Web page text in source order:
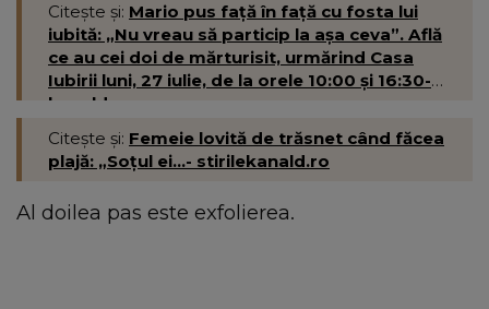
Citește și: Mario pus față în față cu fosta lui
iubită: „Nu vreau să particip la așa ceva”. Află
ce au cei doi de mărturisit, urmărind Casa
Iubirii luni, 27 iulie, de la orele 10:00 și 16:30-
kanald.ro
Citește și: Femeie lovită de trăsnet când făcea
plajă: „Soțul ei...- stirilekanald.ro
Al doilea pas este exfolierea.